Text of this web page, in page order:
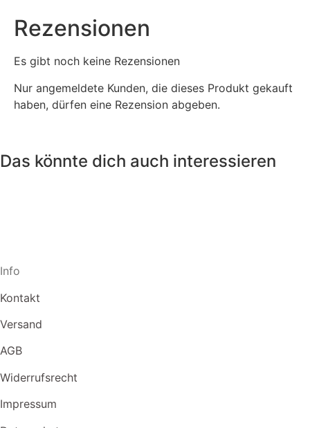
Rezensionen
Es gibt noch keine Rezensionen
Nur angemeldete Kunden, die dieses Produkt gekauft
haben, dürfen eine Rezension abgeben.
Das könnte dich auch interessieren
Info
Kontakt
Versand
AGB
Widerrufsrecht
Impressum